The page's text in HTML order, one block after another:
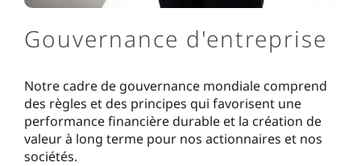
Gouvernance d'entreprise
Notre cadre de gouvernance mondiale comprend
des règles et des principes qui favorisent une
performance financière durable et la création de
valeur à long terme pour nos actionnaires et nos
sociétés.